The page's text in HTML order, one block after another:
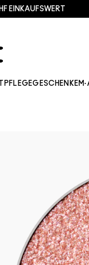
EINKAUFSWERT​
GESCHENKE